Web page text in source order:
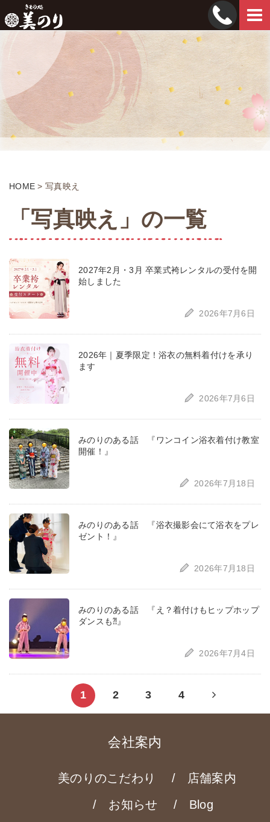
HOME > 写真映え
「写真映え」の一覧
2027年2月・3月 卒業式袴レンタルの受付を開
始しました
2026年7月6日
2026年｜夏季限定！浴衣の無料着付けを承り
ます
2026年7月6日
みのりのある話 『ワンコイン浴衣着付け教室
開催！』
2026年7月18日
みのりのある話 『浴衣撮影会にて浴衣をプレ
ゼント！』
2026年7月18日
みのりのある話 『え？着付けもヒップホップ
ダンスも⁈』
2026年7月4日
1 2 3 4
Next
page
会社案内
美のりのこだわり
店舗案内
お知らせ
Blog